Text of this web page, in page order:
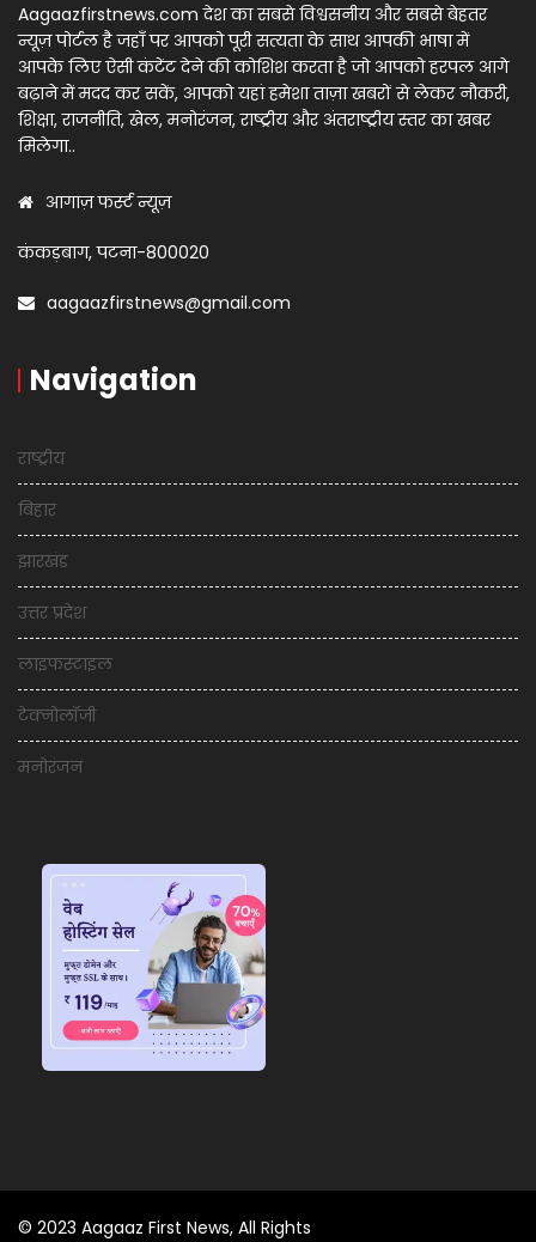
Aagaazfirstnews.com देश का सबसे विश्वसनीय और सबसे बेहतर
न्यूज़ पोर्टल है जहाँ पर आपको पूरी सत्यता के साथ आपकी भाषा में
आपके लिए ऐसी कंटेंट देने की कोशिश करता है जो आपको हरपल आगे
बढ़ाने में मदद कर सकें, आपको यहां हमेशा ताज़ा खबरों से लेकर नौकरी,
शिक्षा, राजनीति, खेल, मनोरंजन, राष्ट्रीय और अंतराष्ट्रीय स्तर का खबर
मिलेगा..
आगाज़ फर्स्ट न्यूज़
कंकड़बाग, पटना-800020
aagaazfirstnews@gmail.com
Navigation
राष्ट्रीय
बिहार
झारखंड
उत्तर प्रदेश
लाइफस्टाइल
टेक्नोलॉजी
मनोरंजन
© 2023 Aagaaz First News, All Rights